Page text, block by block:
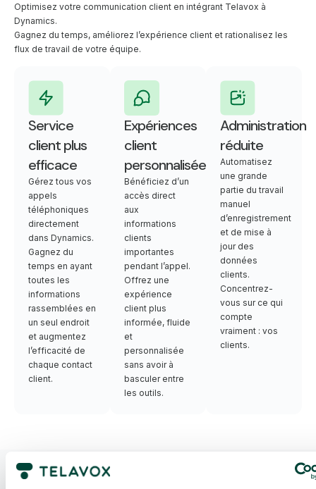
Optimisez votre communication client en intégrant Telavox à
Dynamics.
Gagnez du temps, améliorez l’expérience client et rationalisez les
flux de travail de votre équipe.
Service
client plus
efficace
Gérez tous vos
appels
téléphoniques
directement
dans Dynamics.
Gagnez du
temps en ayant
toutes les
informations
rassemblées en
un seul endroit
et augmentez
l’efficacité de
chaque contact
client.
Expériences
client
personnalisées
Bénéficiez d’un
accès direct
aux
informations
clients
importantes
pendant l’appel.
Offrez une
expérience
client plus
informée, fluide
et
personnalisée
sans avoir à
basculer entre
les outils.
Administration
réduite
Automatisez
une grande
partie du travail
manuel
d’enregistrement
et de mise à
jour des
données
clients.
Concentrez-
vous sur ce qui
compte
vraiment : vos
clients.